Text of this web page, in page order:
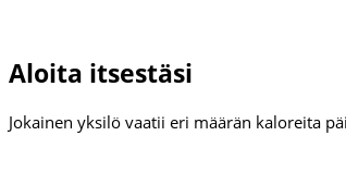
Aloita itsestäsi
Jokainen yksilö vaatii eri määrän kaloreita